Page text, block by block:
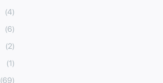
(4)
(6)
(2)
(1)
(69)